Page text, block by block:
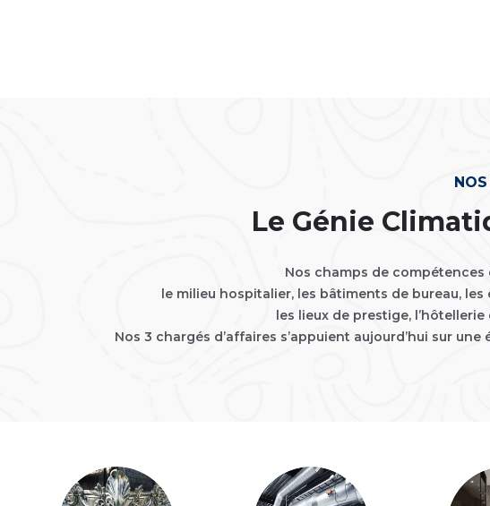
Le Génie
Nos champs de compétences
le milieu hospitalier, les bâtiments de bureau,
les lieux de prestige,
Nos 3 chargés d’affaires s’appuient aujourd’hui sur